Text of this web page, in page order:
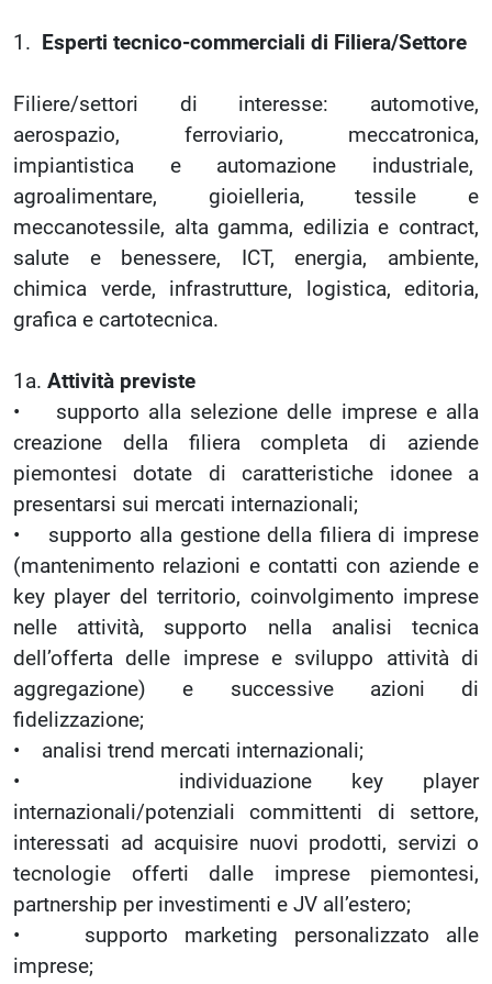
1. Esperti tecnico-commerciali di Filiera/Settore
Filiere/settori di interesse: automotive,
aerospazio, ferroviario, meccatronica,
impiantistica e automazione industriale,
agroalimentare, gioielleria, tessile e
meccanotessile, alta gamma, edilizia e contract,
salute e benessere, ICT, energia, ambiente,
chimica verde, infrastrutture, logistica, editoria,
grafica e cartotecnica.
1a. Attività previste
• supporto alla selezione delle imprese e alla
creazione della filiera completa di aziende
piemontesi dotate di caratteristiche idonee a
presentarsi sui mercati internazionali;
• supporto alla gestione della filiera di imprese
(mantenimento relazioni e contatti con aziende e
key player del territorio, coinvolgimento imprese
nelle attività, supporto nella analisi tecnica
dell’offerta delle imprese e sviluppo attività di
aggregazione) e successive azioni di
fidelizzazione;
• analisi trend mercati internazionali;
• individuazione key player
internazionali/potenziali committenti di settore,
interessati ad acquisire nuovi prodotti, servizi o
tecnologie offerti dalle imprese piemontesi,
partnership per investimenti e JV all’estero;
• supporto marketing personalizzato alle
imprese;